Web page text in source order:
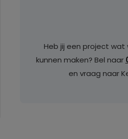
Heb jij een project wat
kunnen maken? Bel naar
en vraag naar